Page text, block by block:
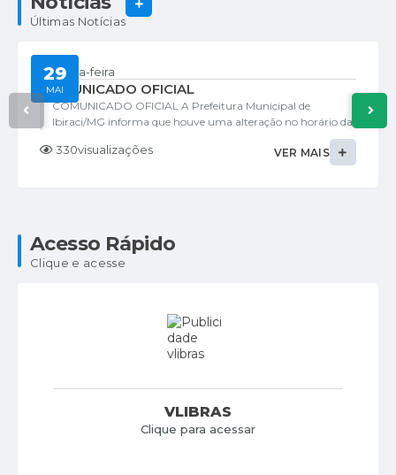
Últimas Notícias
COMUNICADO OFICIAL
Sexta-feira
29
MAI
330visualizações
COMUNICADO OFICIAL A Prefeitura Municipal de
Ibiraci/MG informa que houve uma alteração no horário da
SAMU 192. O evento, anteriormente previsto para as 15h, foi
VER MAIS
Acesso Rápido
Clique e acesse
VLIBRAS
Clique para acessar